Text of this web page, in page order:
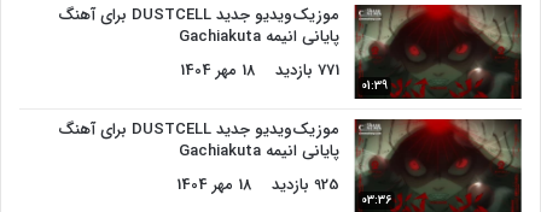
01:39
موزیک‌ویدیو جدید DUSTCELL برای آهنگ
پایانی انیمه Gachiakuta
771 بازدید
18 مهر 1404
03:36
موزیک‌ویدیو جدید DUSTCELL برای آهنگ
پایانی انیمه Gachiakuta
925 بازدید
18 مهر 1404